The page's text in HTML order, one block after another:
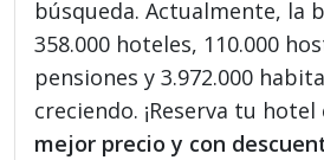
búsqueda. Actualmente, la
358.000 hoteles, 110.000
pensiones y 3.972.000
creciendo. ¡Reserva tu hotel
mejor precio y con